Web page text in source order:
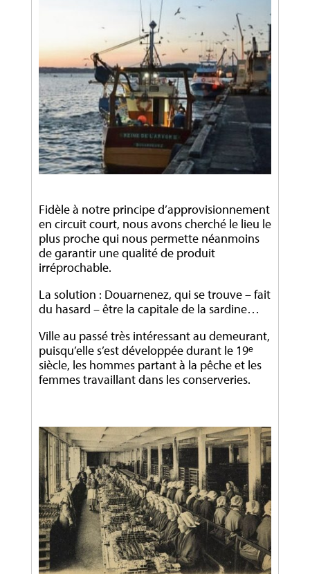
Fidèle à notre principe d’approvisionnement
en circuit court, nous avons cherché le lieu le
plus proche qui nous permette néanmoins
de garantir une qualité de produit
irréprochable.
La solution : Douarnenez, qui se trouve – fait
du hasard – être la capitale de la sardine…
Ville au passé très intéressant au demeurant,
puisqu’elle s’est développée durant le 19ᵉ
siècle, les hommes partant à la pêche et les
femmes travaillant dans les conserveries.